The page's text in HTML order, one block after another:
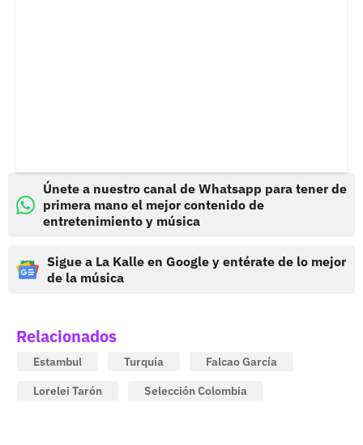
Únete a nuestro canal de Whatsapp para tener de
primera mano el mejor contenido de
entretenimiento y música
Sigue a La Kalle en Google y entérate de lo mejor
de la música
Relacionados
Estambul Turquía
Falcao García
Lorelei Tarón
Selección Colombia